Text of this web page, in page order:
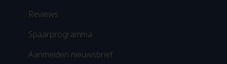
Reviews
Spaarprogramma
Aanmelden nieuwsbrief